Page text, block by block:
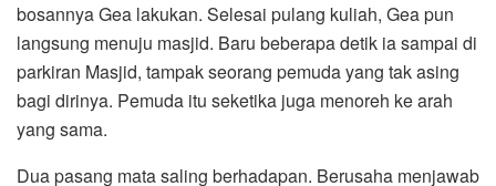
bosannya Gea lakukan. Selesai pulang kuliah, Gea pun
langsung menuju masjid. Baru beberapa detik ia sampai di
parkiran Masjid, tampak seorang pemuda yang tak asing
bagi dirinya. Pemuda itu seketika juga menoreh ke arah
yang sama.
Dua pasang mata saling berhadapan. Berusaha menjawab